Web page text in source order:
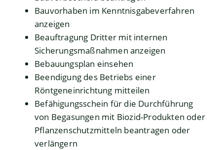
Bauvorhaben im Kenntnisgabeverfahren
anzeigen
Beauftragung Dritter mit internen
Sicherungsmaßnahmen anzeigen
Bebauungsplan einsehen
Beendigung des Betriebs einer
Röntgeneinrichtung mitteilen
Befähigungsschein für die Durchführung
von Begasungen mit Biozid-Produkten oder
Pflanzenschutzmitteln beantragen oder
verlängern